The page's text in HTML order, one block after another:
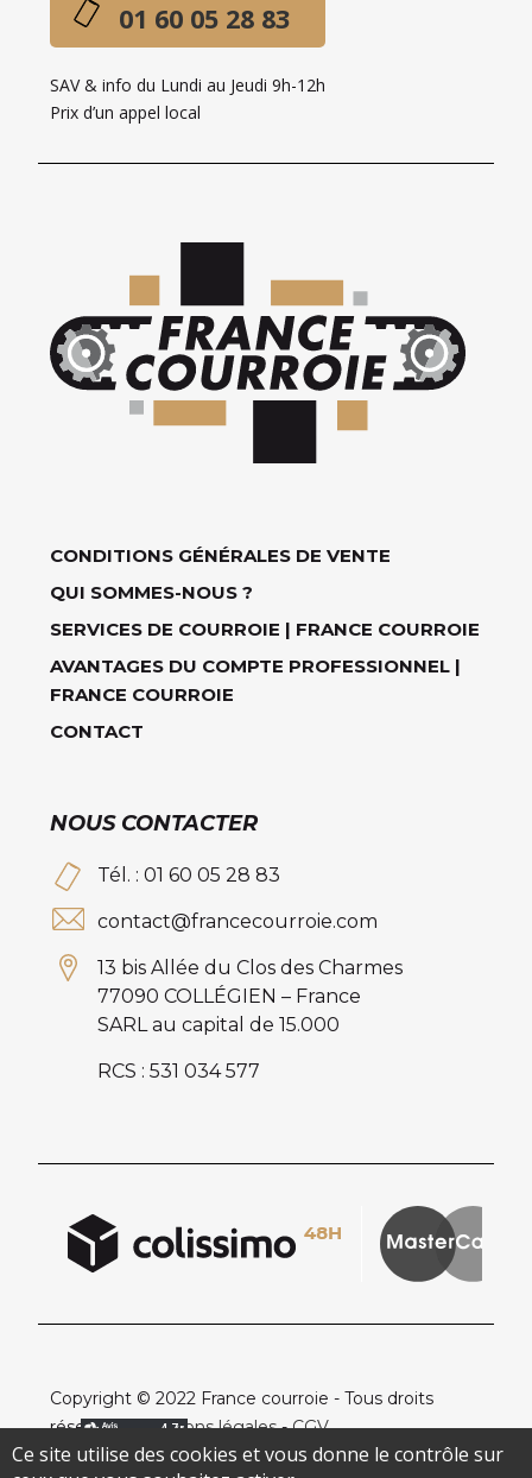
01 60 05 28 83
SAV & info du Lundi au Jeudi 9h-12h
Prix d’un appel local
CONDITIONS GÉNÉRALES DE VENTE
QUI SOMMES-NOUS ?
SERVICES DE COURROIE | FRANCE COURROIE
AVANTAGES DU COMPTE PROFESSIONNEL |
FRANCE COURROIE
CONTACT
NOUS CONTACTER
Tél. : 01 60 05 28 83
contact@francecourroie.com
13 bis Allée du Clos des Charmes
77090 COLLÉGIEN – France
SARL au capital de 15.000
RCS : 531 034 577
Copyright © 2022 France courroie - Tous droits
réservés -
Mentions légales-CGV
Ce site utilise des cookies et vous donne le contrôle sur